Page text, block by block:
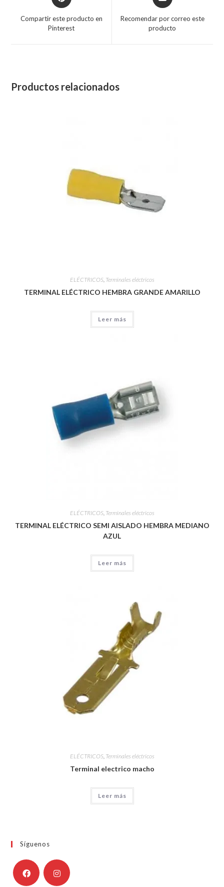
Compartir este producto en
Pinterest
Recomendar por correo este
producto
Productos relacionados
ELÉCTRICOS, Terminales eléctricos
TERMINAL ELÉCTRICO HEMBRA GRANDE AMARILLO
Leer más
ELÉCTRICOS, Terminales eléctricos
TERMINAL ELÉCTRICO SEMI AISLADO HEMBRA MEDIANO
AZUL
Leer más
ELÉCTRICOS, Terminales eléctricos
Terminal electrico macho
Leer más
Síguenos